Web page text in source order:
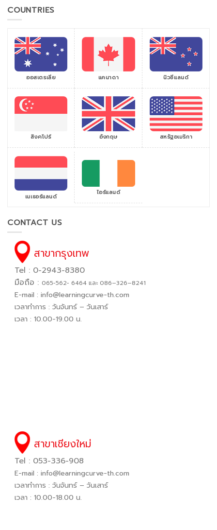
COUNTRIES
ออสเตรเลีย แคนาดา นิวซีแลนด์
สิงคโปร์ อังกฤษ สหรัฐอเมริกา
เนเธอร์แลนด์ ไอร์แลนด์
CONTACT US
สาขากรุงเทพ
Tel : 0-2943-8380
มือถือ : 065−562− 6464 และ 086–326–8241
E-mail : info@learningcurve-th.com
เวลาทำการ : วันจันทร์ – วันเสาร์
เวลา : 10.00-19.00 น.
สาขาเชียงใหม่
Tel : 053-336-908
E-mail : info@learningcurve-th.com
เวลาทำการ : วันจันทร์ – วันเสาร์
เวลา : 10.00-18.00 น.